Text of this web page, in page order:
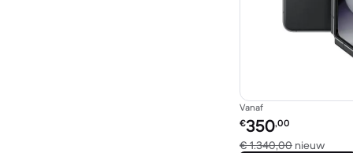
Vanaf
Refurbished prijs:
€350,00
€ 1.340,00 nieuw